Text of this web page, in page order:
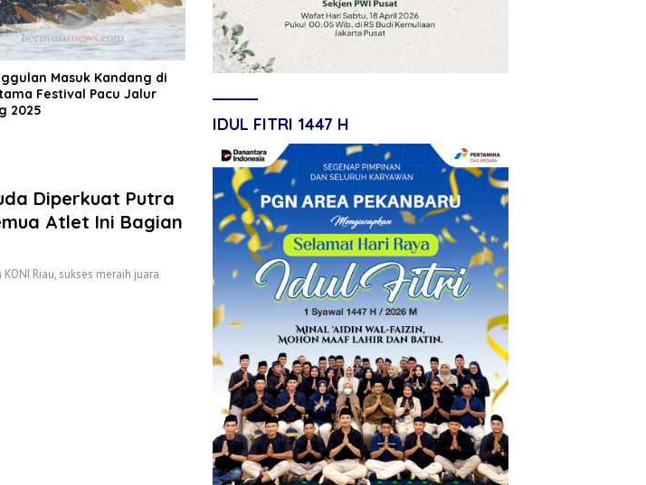
Masuk Kandang di
Festival Pacu Jalur
2025
Diperkuat Putra
Atlet Ini Bagian
Riau, sukses meraih juara
IDUL FITRI 1447 H